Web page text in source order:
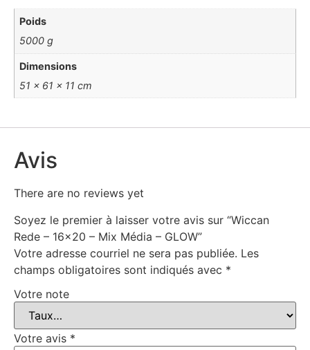
Poids
5000 g
Dimensions
51 × 61 × 11 cm
Avis
There are no reviews yet
Soyez le premier à laisser votre avis sur “Wiccan
Rede – 16×20 – Mix Média – GLOW”
Votre adresse courriel ne sera pas publiée. Les
champs obligatoires sont indiqués avec *
Votre note
Votre avis *